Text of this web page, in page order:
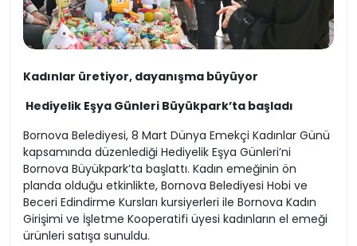
Kadınlar üretiyor, dayanışma büyüyor
Hediyelik Eşya Günleri Büyükpark’ta başladı
Bornova Belediyesi, 8 Mart Dünya Emekçi Kadınlar Günü
kapsamında düzenlediği Hediyelik Eşya Günleri’ni
Bornova Büyükpark’ta başlattı. Kadın emeğinin ön
planda olduğu etkinlikte, Bornova Belediyesi Hobi ve
Beceri Edindirme Kursları kursiyerleri ile Bornova Kadın
Girişimi ve İşletme Kooperatifi üyesi kadınların el emeği
ürünleri satışa sunuldu.